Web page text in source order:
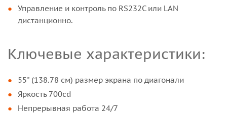
Управление и контроль по RS232C или LAN
дистанционно.
Ключевые характеристики:
55" (138.78 см) размер экрана по диагонали
Яркость 700cd
Непрерывная работа 24/7